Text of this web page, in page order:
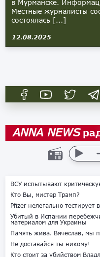
в Мурманске.
Местные журналисты
состоялась [...]
12.08.2025
ANNA NEWS
ВСУ испытывают
Кто Вы, мистер Трамп?
Pfizer нелегально тестирует
Убитый в Испании
материалом для Украины
Память жива. Вячеслав, мы
Не доставайся ты никому!
Кто стоит за убийством